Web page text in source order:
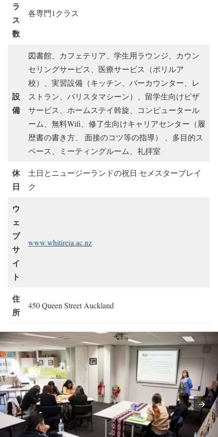
ラ
ス
数
各専門1クラス
設
備
図書館、カフェテリア、学生用ラウンジ、カウン
セリングサービス、医療サービス（ポリルア
校）、実習設備（キッチン、バーカウンター、レ
ストラン、バリスタマシーン）、留学生向けビザ
サービス、ホームステイ斡旋、コンピュータール
ーム、無料Wifi、修了生向けキャリアセンター（履
歴書の書き方、 面接のコツ等の指導） 、多目的ス
ペース、ミーティングルーム、礼拝室
休
日
土日とニュージーランドの祝日 セメスターブレイ
ク
ウ
ェ
ブ
サ
イ
ト
www.whitireia.ac.nz
住
所
450 Queen Street Auckland